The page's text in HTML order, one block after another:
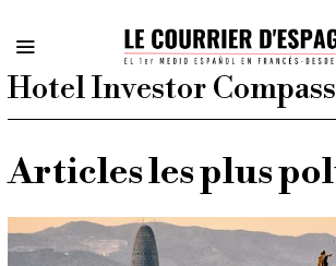
Hotel Investor Compass
Articles les plus